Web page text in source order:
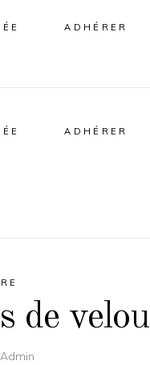
ADHÉRER
ADHÉRER
de